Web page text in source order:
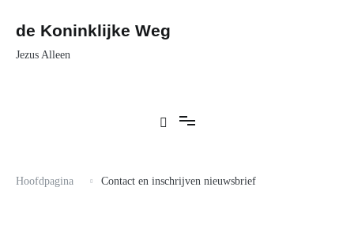
de Koninklijke Weg
Jezus Alleen
Hoofdpagina Contact en inschrijven nieuwsbrief